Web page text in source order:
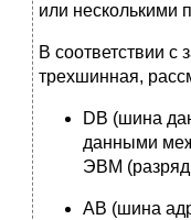
или несколькими
В соответствии с
трехшинная,
DB (шина
данными
ЭВМ
АВ (шина